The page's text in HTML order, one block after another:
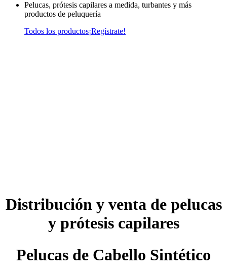
Pelucas, prótesis capilares a medida, turbantes y más
productos de peluquería
Todos los productos¡Regístrate!
Distribución y venta de pelucas
y prótesis capilares
Pelucas de Cabello Sintético